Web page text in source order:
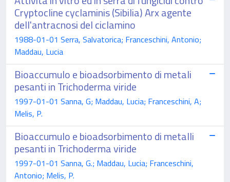
Cryptocline cyclaminis (Sibilia) Arx agente
dell'antracnosi del ciclamino
1988-01-01 Serra, Salvatorica; Franceschini, Antonio;
Maddau, Lucia
Bioaccumulo e bioadsorbimento di metali
pesanti in Trichoderma viride
1997-01-01 Sanna, G; Maddau, Lucia; Franceschini, A;
Melis, P.
Bioaccumulo e bioadsorbimento di metalli
pesanti in Trichoderma viride
1997-01-01 Sanna, G.; Maddau, Lucia; Franceschini,
Antonio; Melis, P.